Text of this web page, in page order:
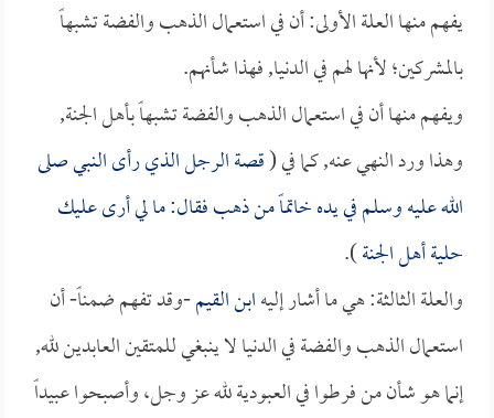
يفهم منها العلة الأولى: أن في استعمال الذهب والفضة تشبهاً
بالمشركين؛ لأنها لهم في الدنيا, فهذا شأنهم.
ويفهم منها أن في استعمال الذهب والفضة تشبهاً بأهل الجنة,
وهذا ورد النهي عنه, كما في (قصة الرجل الذي رأى النبي صلى
الله عليه وسلم في يده خاتماً من ذهب فقال: ما لي أرى عليك
حلية أهل الجنة).
والعلة الثالثة: هي ما أشار إليهابن القيم-وقد تفهم ضمناً- أن
استعمال الذهب والفضة في الدنيا لا ينبغي للمتقين العابدين لله,
إنما هو شأن من فرطوا في العبودية لله عز وجل، وأصبحوا عبيداً